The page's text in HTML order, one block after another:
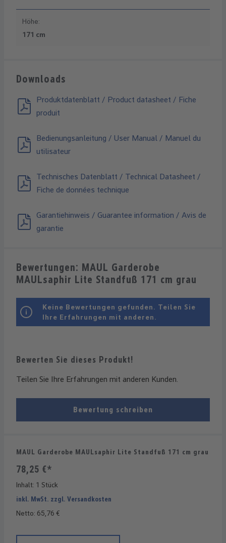
Höhe:
171 cm
Downloads
Produktdatenblatt / Product datasheet / Fiche
produit
Bedienungsanleitung / User Manual / Manuel du
utilisateur
Technisches Datenblatt / Technical Datasheet /
Fiche de données technique
Garantiehinweis / Guarantee information / Avis de
garantie
Bewertungen: MAUL Garderobe
MAULsaphir Lite Standfuß 171 cm grau
Bewerten Sie dieses Produkt!
Teilen Sie Ihre Erfahrungen mit anderen Kunden.
Bewertung schreiben
Keine Bewertungen gefunden. Teilen Sie
Ihre Erfahrungen mit anderen.
MAUL Garderobe MAULsaphir Lite Standfuß 171 cm grau
78,25 €*
Inhalt: 1 Stück
inkl. MwSt. zzgl. Versandkosten
Netto: 65,76 €